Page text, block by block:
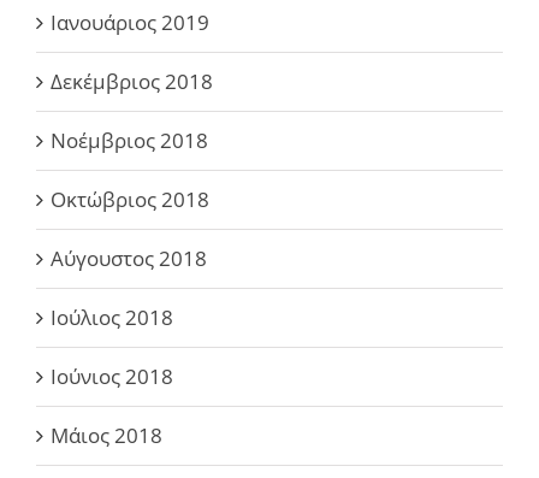
Ιανουάριος 2019
Δεκέμβριος 2018
Νοέμβριος 2018
Οκτώβριος 2018
Αύγουστος 2018
Ιούλιος 2018
Ιούνιος 2018
Μάιος 2018